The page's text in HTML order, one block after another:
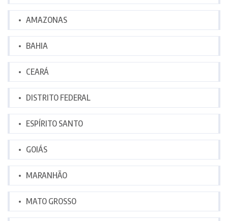
AMAZONAS
BAHIA
CEARÁ
DISTRITO FEDERAL
ESPÍRITO SANTO
GOIÁS
MARANHÃO
MATO GROSSO